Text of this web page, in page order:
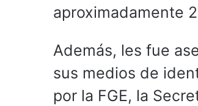
aproximadamente
Además, les fue
sus medios de
por la FGE, la